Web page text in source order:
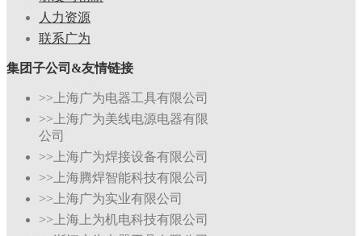
人力资源
联系广为
集团子公司&友情链接
>>上海广为电器工具有限公司
>>上海广为美线电源电器有限
公司
>>上海广为焊接设备有限公司
>>上海腾焊智能科技有限公司
>>上海广为实业有限公司
>>上海上为机电科技有限公司